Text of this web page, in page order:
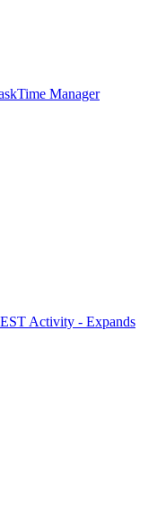
Manager
Activity - Expands